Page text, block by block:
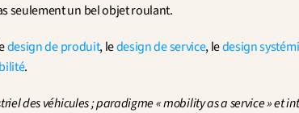
seulement un bel objet roulant.
design de produit, le design de service, le design
.
des véhicules ; paradigme « mobility as a service » et